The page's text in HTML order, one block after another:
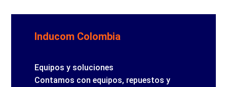
Inducom Colombia
Equipos y soluciones
Contamos con equipos, repuestos y